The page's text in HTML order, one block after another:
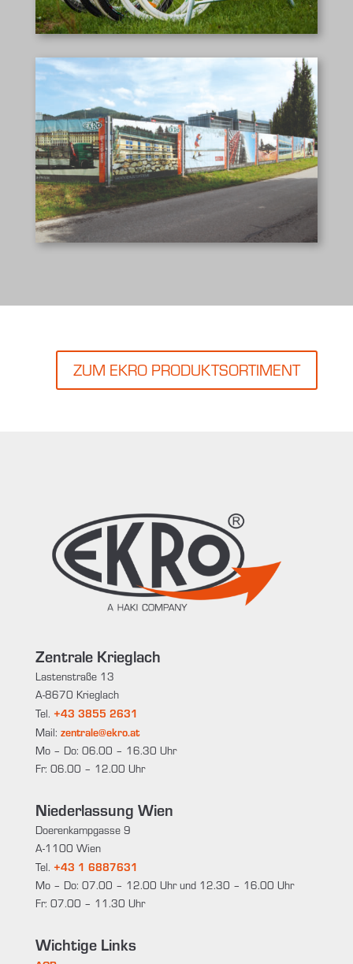
ZUM EKRO PRODUKTSORTIMENT
Zentrale Krieglach
Lastenstraße 13
A-8670 Krieglach
Tel. +43 3855 2631
Mail: zentrale@ekro.at
Mo – Do: 06.00 – 16.30 Uhr
Fr: 06.00 – 12.00 Uhr
Niederlassung Wien
Doerenkampgasse 9
A-1100 Wien
Tel. +43 1 6887631
Mo – Do: 07.00 – 12.00 Uhr und 12.30 – 16.00 Uhr
Fr: 07.00 – 11.30 Uhr
Wichtige Links